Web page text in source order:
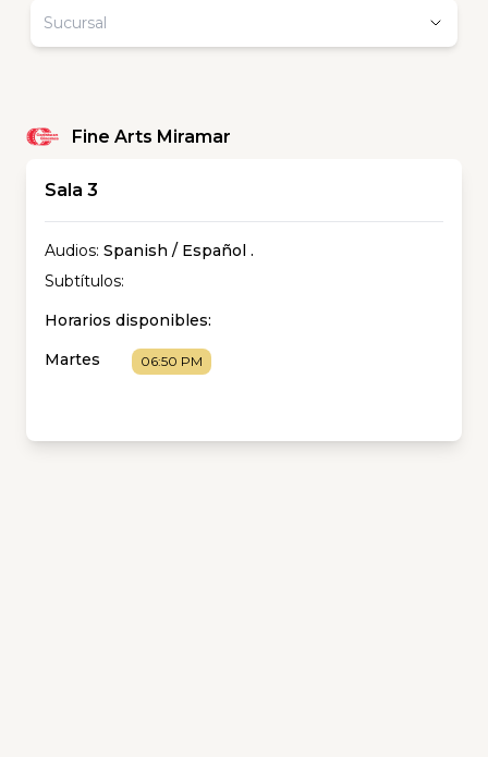
Sucursal
Fine Arts Miramar
Sala 3
Audios: Spanish / Español .
Subtítulos:
Horarios disponibles:
Martes
06:50 PM